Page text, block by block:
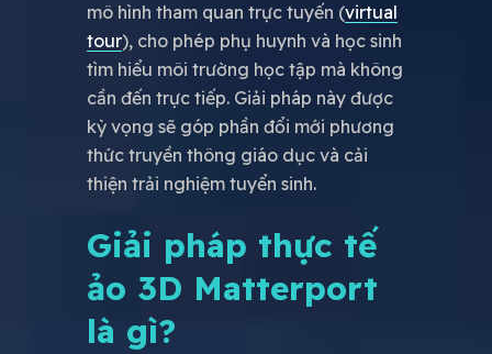
mô hình tham quan trực tuyến (virtual
tour), cho phép phụ huynh và học sinh
tìm hiểu môi trường học tập mà không
cần đến trực tiếp. Giải pháp này được
kỳ vọng sẽ góp phần đổi mới phương
thức truyền thông giáo dục và cải
thiện trải nghiệm tuyển sinh.
Giải pháp thực tế
ảo 3D Matterport
là gì?